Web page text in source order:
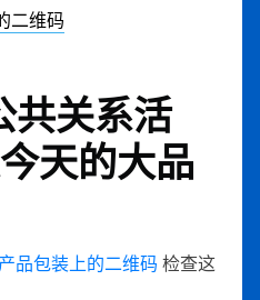
二维码
共关系活
天的大品
品包装上的二维码 检查这